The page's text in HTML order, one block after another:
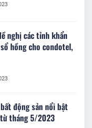
nghị các tỉnh khẩn
hồng cho condotel,
động sản nổi bật
tháng 5/2023